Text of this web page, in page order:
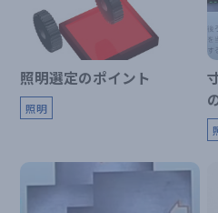
照明選定のポイント
照明